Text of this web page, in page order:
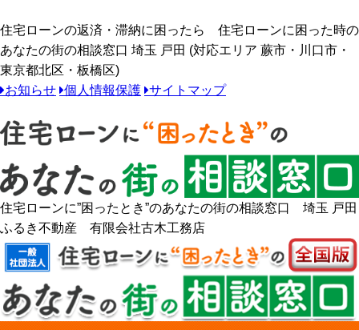
住宅ローンの返済・滞納に困ったら 住宅ローンに困った時の
あなたの街の相談窓口 埼玉 戸田 (対応エリア 蕨市・川口市・
東京都北区・板橋区)
お知らせ 個人情報保護 サイトマップ
住宅ローンに”困ったとき”のあなたの街の相談窓口 埼玉 戸田
ふるき不動産 有限会社古木工務店